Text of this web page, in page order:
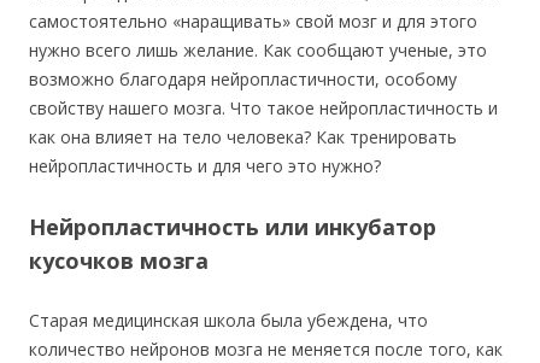
самостоятельно «наращивать» свой мозг и для этого
нужно всего лишь желание. Как сообщают ученые, это
возможно благодаря нейропластичности, особому
свойству нашего мозга. Что такое нейропластичность и
как она влияет на тело человека? Как тренировать
нейропластичность и для чего это нужно?
Нейропластичность или инкубатор
кусочков мозга
Старая медицинская школа была убеждена, что
количество нейронов мозга не меняется после того, как